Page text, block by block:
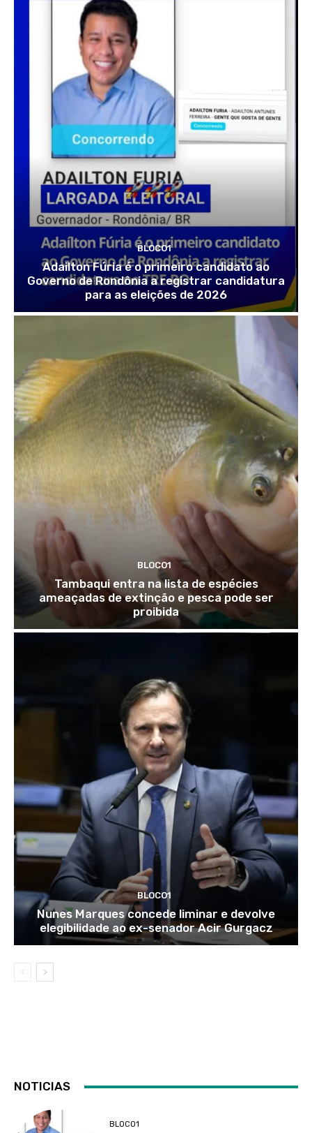
BLOCO1
Adailton Fúria é o primeiro candidato ao
Governo de Rondônia a registrar candidatura
para as eleições de 2026
BLOCO1
Tambaqui entra na lista de espécies
ameaçadas de extinção e pesca pode ser
proibida
BLOCO1
Nunes Marques concede liminar e devolve
elegibilidade ao ex-senador Acir Gurgacz
NOTICIAS
BLOCO1